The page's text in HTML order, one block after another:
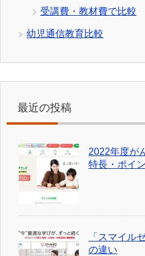
受講費・教材費で比較
幼児通信教育比較
最近の投稿
2022年度が
特長・ポイ
「スマイル
の違い